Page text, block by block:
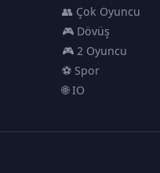
👥 Çok Oyuncu
🎮 Dövüş
🎮 2 Oyuncu
⚽ Spor
🌐 IO